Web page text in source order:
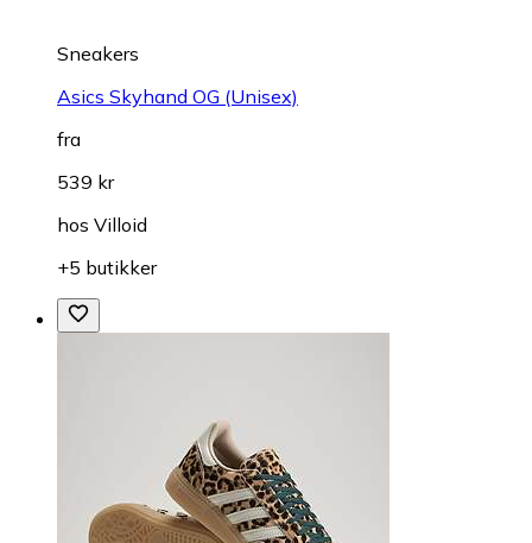
Sneakers
Asics Skyhand OG (Unisex)
fra
539 kr
hos Villoid
+5 butikker